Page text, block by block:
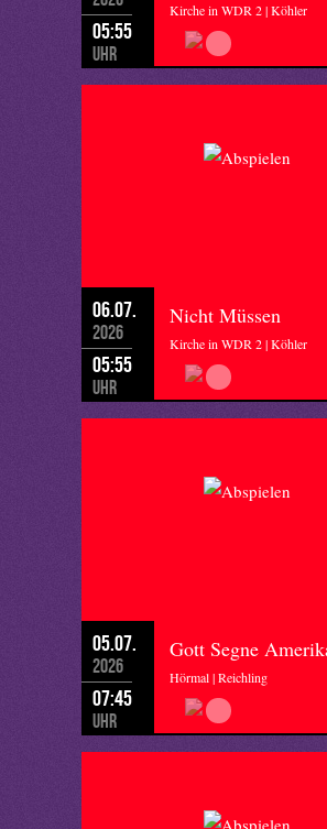
05:55
Uhr
Kirche in WDR 2 | Köhler
06.07.
2026
05:55
Uhr
Nicht Müssen
Kirche in WDR 2 | Köhler
05.07.
2026
07:45
Uhr
Gott Segne
Hörmal | Reichling